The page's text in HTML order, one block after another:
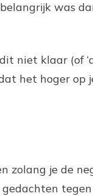
was
niet klaar (of
het hoger op
zolang je de